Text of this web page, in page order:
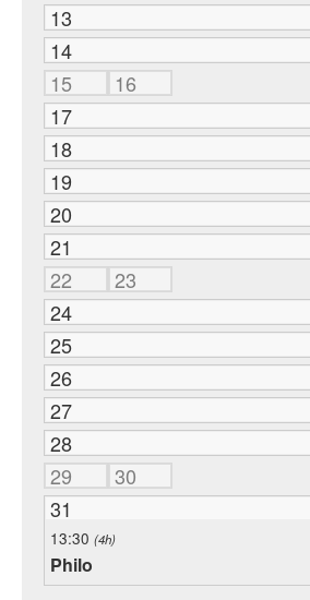
13
14
15
16
17
18
19
20
21
22
23
24
25
26
27
28
29
30
31
13:30 (4h)
Philo